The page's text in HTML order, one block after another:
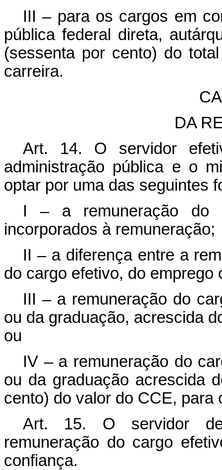
III – para os cargos em
pública federal direta,
(sessenta por cento) do
carreira.
DA
Art. 14. O servidor
administração pública e o
optar por uma das seguintes
I – a remuneração do
incorporados à remuneração;
II – a diferença entre a
do cargo efetivo, do
III – a remuneração do
ou da graduação, acrescida
ou
IV – a remuneração do
ou da graduação acrescida
cento) do valor do CCE, para
Art. 15. O servidor
remuneração do cargo
confiança.